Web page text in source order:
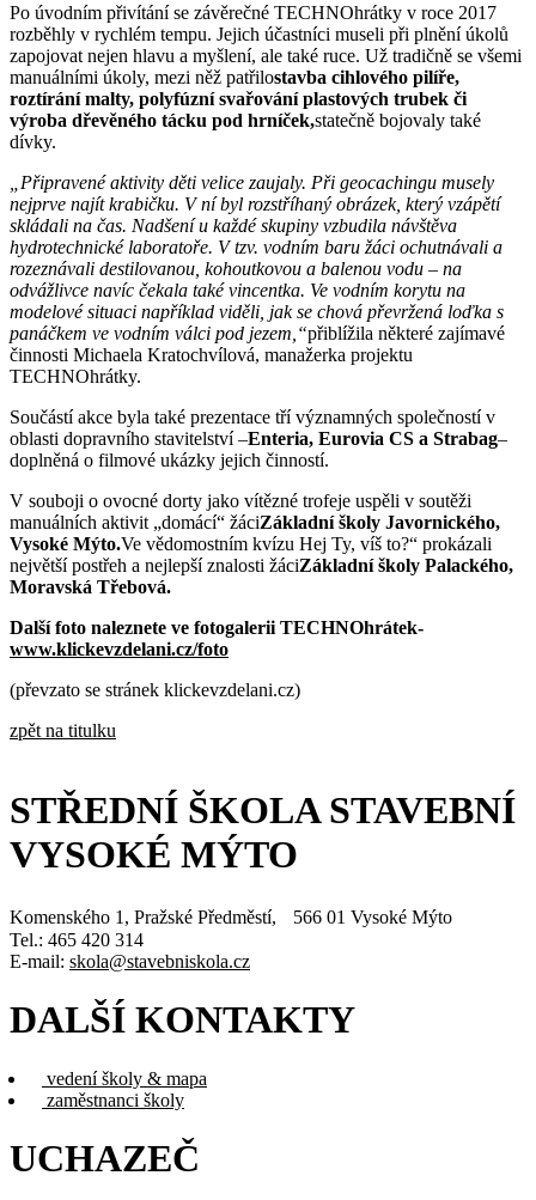
Po úvodním přivítání se závěrečné TECHNOhrátky v roce 2017
rozběhly v rychlém tempu. Jejich účastníci museli při plnění úkolů
zapojovat nejen hlavu a myšlení, ale také ruce. Už tradičně se všemi
manuálními úkoly, mezi něž patřilostavba cihlového pilíře,
roztírání malty, polyfúzní svařování plastových trubek či
výroba dřevěného tácku pod hrníček,statečně bojovaly také
dívky.
„Připravené aktivity děti velice zaujaly. Při geocachingu musely
nejprve najít krabičku. V ní byl rozstříhaný obrázek, který vzápětí
skládali na čas. Nadšení u každé skupiny vzbudila návštěva
hydrotechnické laboratoře. V tzv. vodním baru žáci ochutnávali a
rozeznávali destilovanou, kohoutkovou a balenou vodu – na
odvážlivce navíc čekala také vincentka. Ve vodním korytu na
modelové situaci například viděli, jak se chová převržená loďka s
panáčkem ve vodním válci pod jezem,“přiblížila některé zajímavé
činnosti Michaela Kratochvílová, manažerka projektu
TECHNOhrátky.
Součástí akce byla také prezentace tří významných společností v
oblasti dopravního stavitelství –Enteria, Eurovia CS a Strabag–
doplněná o filmové ukázky jejich činností.
V souboji o ovocné dorty jako vítězné trofeje uspěli v soutěži
manuálních aktivit „domácí“ žáciZákladní školy Javornického,
Vysoké Mýto.Ve vědomostním kvízu Hej Ty, víš to?“ prokázali
největší postřeh a nejlepší znalosti žáciZákladní školy Palackého,
Moravská Třebová.
Další foto naleznete ve fotogalerii TECHNOhrátek-
www.klickevzdelani.cz/foto
(převzato se stránek klickevzdelani.cz)
zpět na titulku
STŘEDNÍ ŠKOLA STAVEBNÍ
VYSOKÉ MÝTO
Komenského 1, Pražské Předměstí, 566 01 Vysoké Mýto
Tel.: 465 420 314
E-mail: skola@stavebniskola.cz
DALŠÍ KONTAKTY
vedení školy & mapa
zaměstnanci školy
UCHAZEČ